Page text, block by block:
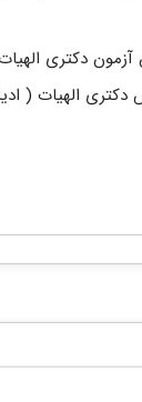
دکتری
الهیات (